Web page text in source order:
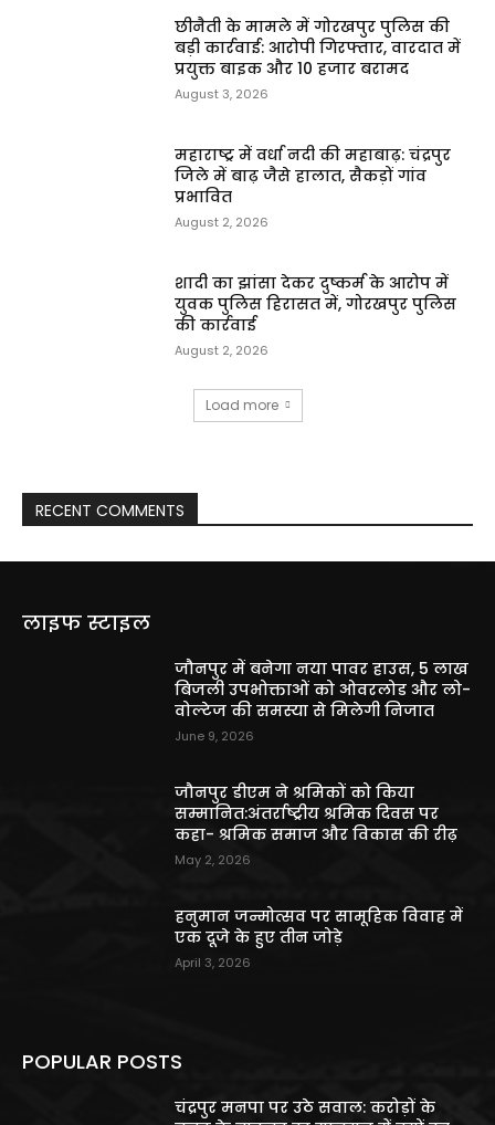
छीनैती के मामले में गोरखपुर पुलिस की
बड़ी कार्रवाई: आरोपी गिरफ्तार, वारदात में
प्रयुक्त बाइक और ₹10 हजार बरामद
August 3, 2026
महाराष्ट्र में वर्धा नदी की महाबाढ़: चंद्रपुर
जिले में बाढ़ जैसे हालात, सैकड़ों गांव
प्रभावित
August 2, 2026
शादी का झांसा देकर दुष्कर्म के आरोप में
युवक पुलिस हिरासत में, गोरखपुर पुलिस
की कार्रवाई
August 2, 2026
Load more
RECENT COMMENTS
लाइफ स्टाइल
जौनपुर में बनेगा नया पावर हाउस, 5 लाख
बिजली उपभोक्ताओं को ओवरलोड और लो-
वोल्टेज की समस्या से मिलेगी निजात
June 9, 2026
जौनपुर डीएम ने श्रमिकों को किया
सम्मानित:अंतर्राष्ट्रीय श्रमिक दिवस पर
कहा- श्रमिक समाज और विकास की रीढ़
May 2, 2026
हनुमान जन्मोत्सव पर सामूहिक विवाह में
एक दूजे के हुए तीन जोड़े
April 3, 2026
POPULAR POSTS
चंद्रपुर मनपा पर उठे सवाल: करोड़ों के